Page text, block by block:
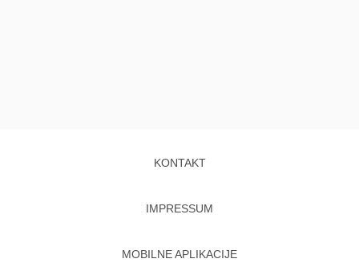
KONTAKT
IMPRESSUM
MOBILNE APLIKACIJE